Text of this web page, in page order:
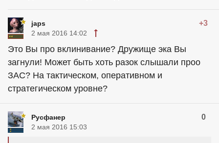
japs +3
2 мая 2016 14:02
Это Вы про вклинивание? Дружище эка Вы
загнули! Может быть хоть разок слышали проо
ЗАС? На тактическом, оперативном и
стратегическом уровне?
Русфанер 0
2 мая 2016 15:03